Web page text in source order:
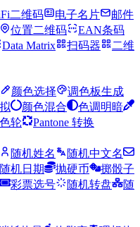
二维码 电子名片
邮件
位置二维码
EAN条码
Data Matrix 扫码器
二维
颜色选择
调色板生成
颜色混合
色调明暗
色轮
Pantone 转换
随机姓名
随机中文名
随机日期 抛硬币
掷骰子
彩票选号 随机转盘
随